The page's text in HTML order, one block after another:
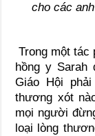
cho các
Trong một tác
hồng y Sarah
Giáo Hội
thương xót
mọi người
loại lòng